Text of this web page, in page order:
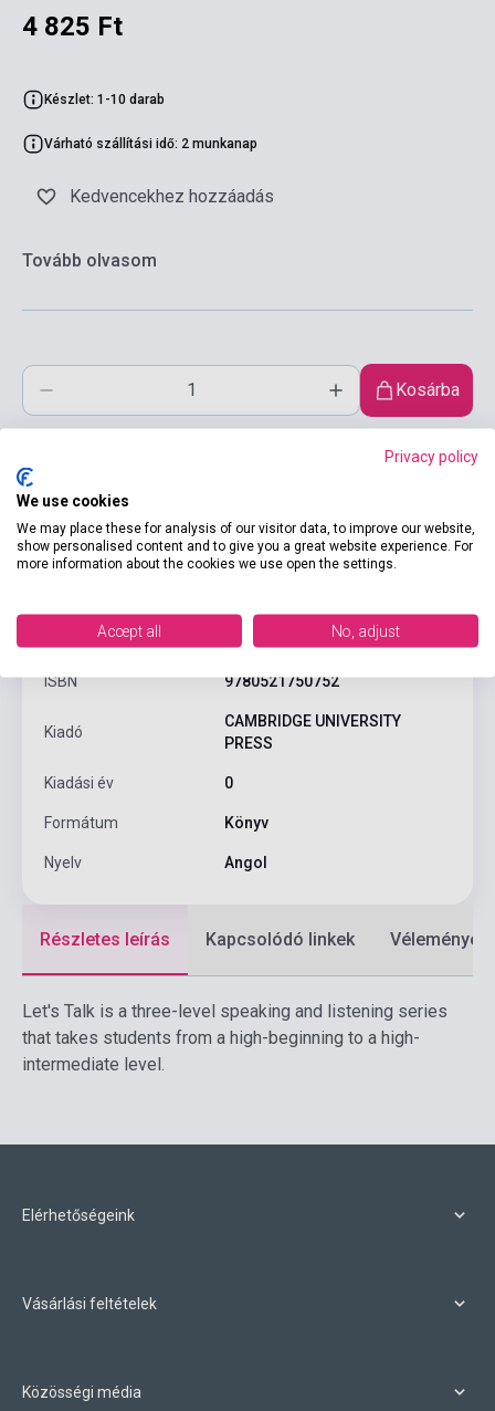
4 825 Ft
Készlet: 1-10 darab
Várható szállítási idő: 2 munkanap
Kedvencekhez hozzáadás
Tovább olvasom
Kosárba
Termékjellemzők
ISBN 9780521750752
Kiadó
CAMBRIDGE UNIVERSITY
PRESS
Kiadási év 0
Formátum Könyv
Nyelv Angol
Részletes leírás Kapcsolódó linkek Vélemények
Let's Talk is a three-level speaking and listening series
that takes students from a high-beginning to a high-
intermediate level.
Elérhetőségeink
Vásárlási feltételek
Közösségi média
Privacy policy
We use cookies
We may place these for analysis of our visitor data, to improve our website,
show personalised content and to give you a great website experience. For
more information about the cookies we use open the settings.
Accept all No, adjust